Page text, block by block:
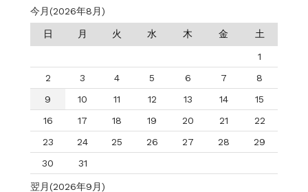
今月(2026年8月)
日 月 火 水 木 金 土
1
2
3 4 5 6 7
8
9
10 11 12 13 14
15
16
17 18 19 20 21
22
23
24 25 26 27 28
29
30
31
翌月(2026年9月)